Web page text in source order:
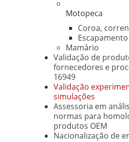
Motopeca
Coroa,
Escapamento
Mamário
Validação de
fornecedores e
16949
Validação
simulações
Assessoria em
normas para
produtos OEM
Nacionalização de